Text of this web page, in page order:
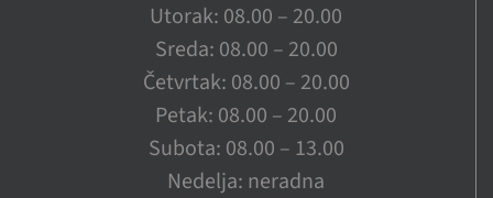
Utorak: 08.00 – 20.00
Sreda: 08.00 – 20.00
Četvrtak: 08.00 – 20.00
Petak: 08.00 – 20.00
Subota: 08.00 – 13.00
Nedelja: neradna